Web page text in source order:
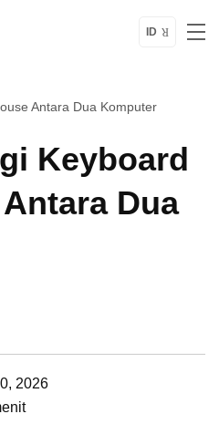
ID
Antara Dua Komputer
Keyboard
Dua
2026